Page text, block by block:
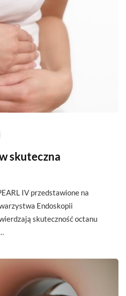
skuteczna
IV przedstawione na
Endoskopii
skuteczność octanu